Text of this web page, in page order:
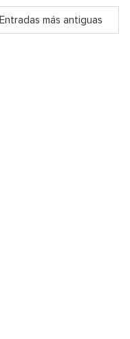
Entradas más antiguas